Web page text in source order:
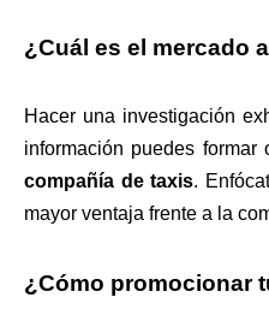
¿Cuál es el mercado
Hacer una investigación
información puedes
compañía de taxis.
mayor ventaja frente a la
¿Cómo promocionar